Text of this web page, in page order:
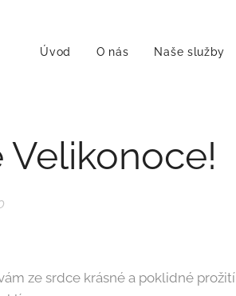
Úvod O nás Naše služby
Velikonoce!
ze srdce krásné a poklidné prožití